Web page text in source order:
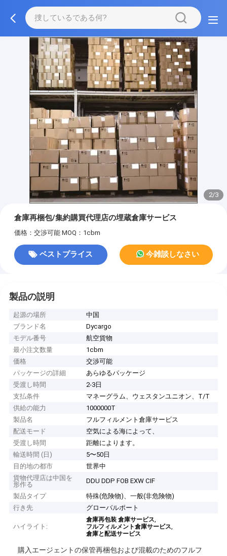
2/3
倉庫再梱包/集約購買代理店の埋蔵倉庫サービス
価格：交渉可能 MOQ：1cbm
ベストプライス 今雑談しなさい
製品の説明
起源の場所
中国
ブランド名
Dycargo
モデル番号
航空貨物
最小注文数量
1cbm
価格
交渉可能
パッケージの詳細
あらゆるパッケージ
受渡し時間
2-3日
支払条件
マネーグラム、ウェスタンユニオン、T/T
供給の能力
1000000T
製品名
フルフィルメント倉庫サービス
配送モード
空気による海によって、
受渡し時間
距離によります。
輸送時間 (日)
5〜50日
目的地の都市
世界中
貨物代理店は中国を
形作る
DDU DDP FOB EXW CIF
製品タイプ
特殊(危険物)、一般(非危険物)
行き先
グローバルポート
ハイライト:
倉庫再包装 倉庫サービス,
フルフィルメント倉庫サービス,
倉庫と配送サービス
購入エージェントの保管再梱包および混載のためのフルフ